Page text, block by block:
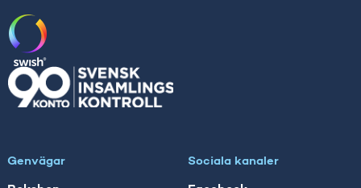
Genvägar Sociala kanaler